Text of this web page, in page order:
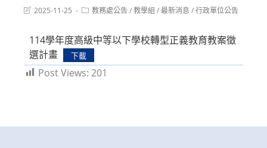
Post2025-11-25
Post教務處公告/教學組 /最新消息 /行政單位公告
114學年度高級中等以下學校轉型正義教育教案徵
選計畫
下載
Post Views: 201